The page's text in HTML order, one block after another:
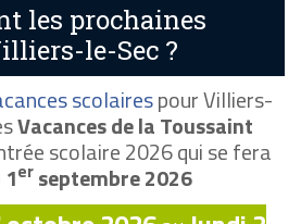
les prochaines
le-Sec ?
scolairespour Villiers-
Vacances de la Toussaint
scolaire 2026 qui se fera
erseptembre 2026